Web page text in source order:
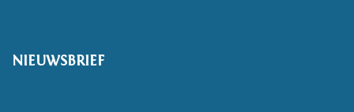
NIEUWSBRIEF